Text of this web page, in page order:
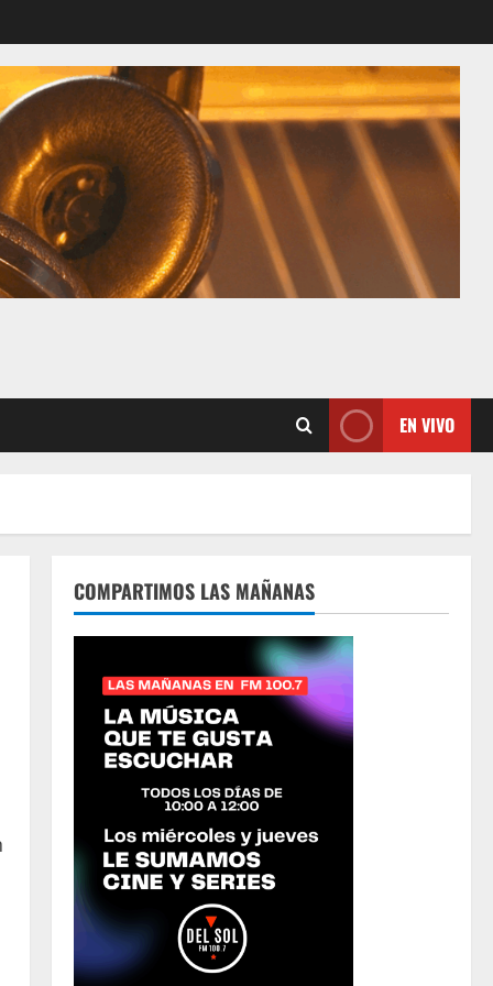
EN VIVO
COMPARTIMOS LAS MAÑANAS